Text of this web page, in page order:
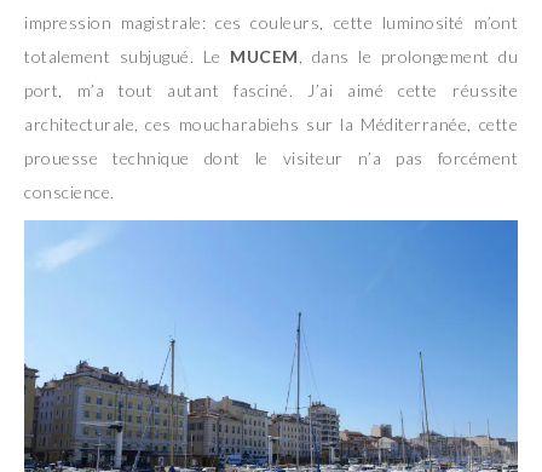
impression magistrale: ces couleurs, cette luminosité m’ont
totalement subjugué. Le MUCEM , dans le prolongement du
port, m’a tout autant fasciné. J’ai aimé cette réussite
architecturale, ces moucharabiehs sur la Méditerranée, cette
prouesse technique dont le visiteur n’a pas forcément
conscience.